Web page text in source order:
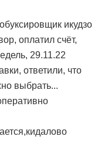
икудзо
оплатил счёт,
29.11.22
ответили, что
выбрать...